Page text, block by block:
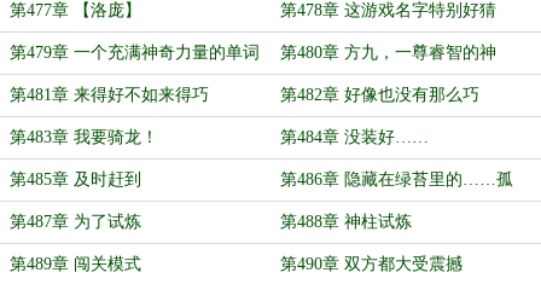
第477章 【洛庞】 第478章 这游戏名字特别好猜
第479章 一个充满神奇力量的单词 第480章 方九，一尊睿智的神
第481章 来得好不如来得巧 第482章 好像也没有那么巧
第483章 我要骑龙！ 第484章 没装好……
第485章 及时赶到 第486章 隐藏在绿苔里的……孤
独？
第487章 为了试炼 第488章 神柱试炼
第489章 闯关模式 第490章 双方都大受震撼